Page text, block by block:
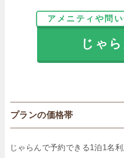
アメニティや問
じゃ
プランの価格帯
じゃらんで予約できる1泊1名